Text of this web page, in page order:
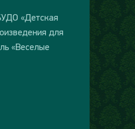
«Детская
для
«Веселые